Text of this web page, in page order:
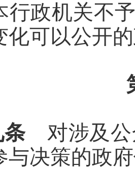
行政机关不
化可以公开
对涉及公
与决策的政